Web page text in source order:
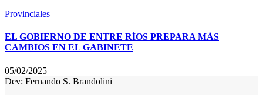
Provinciales
EL GOBIERNO DE ENTRE RÍOS PREPARA MÁS
CAMBIOS EN EL GABINETE
05/02/2025
Dev: Fernando S. Brandolini